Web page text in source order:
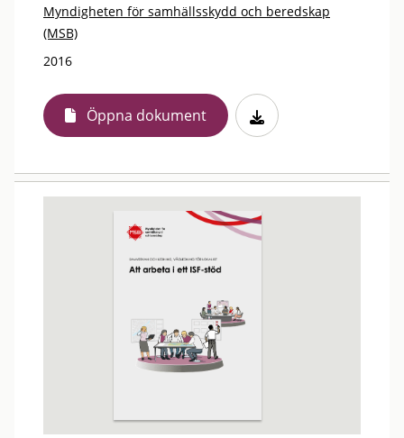
Myndigheten för samhällsskydd och beredskap
(MSB)
2016
Öppna dokument